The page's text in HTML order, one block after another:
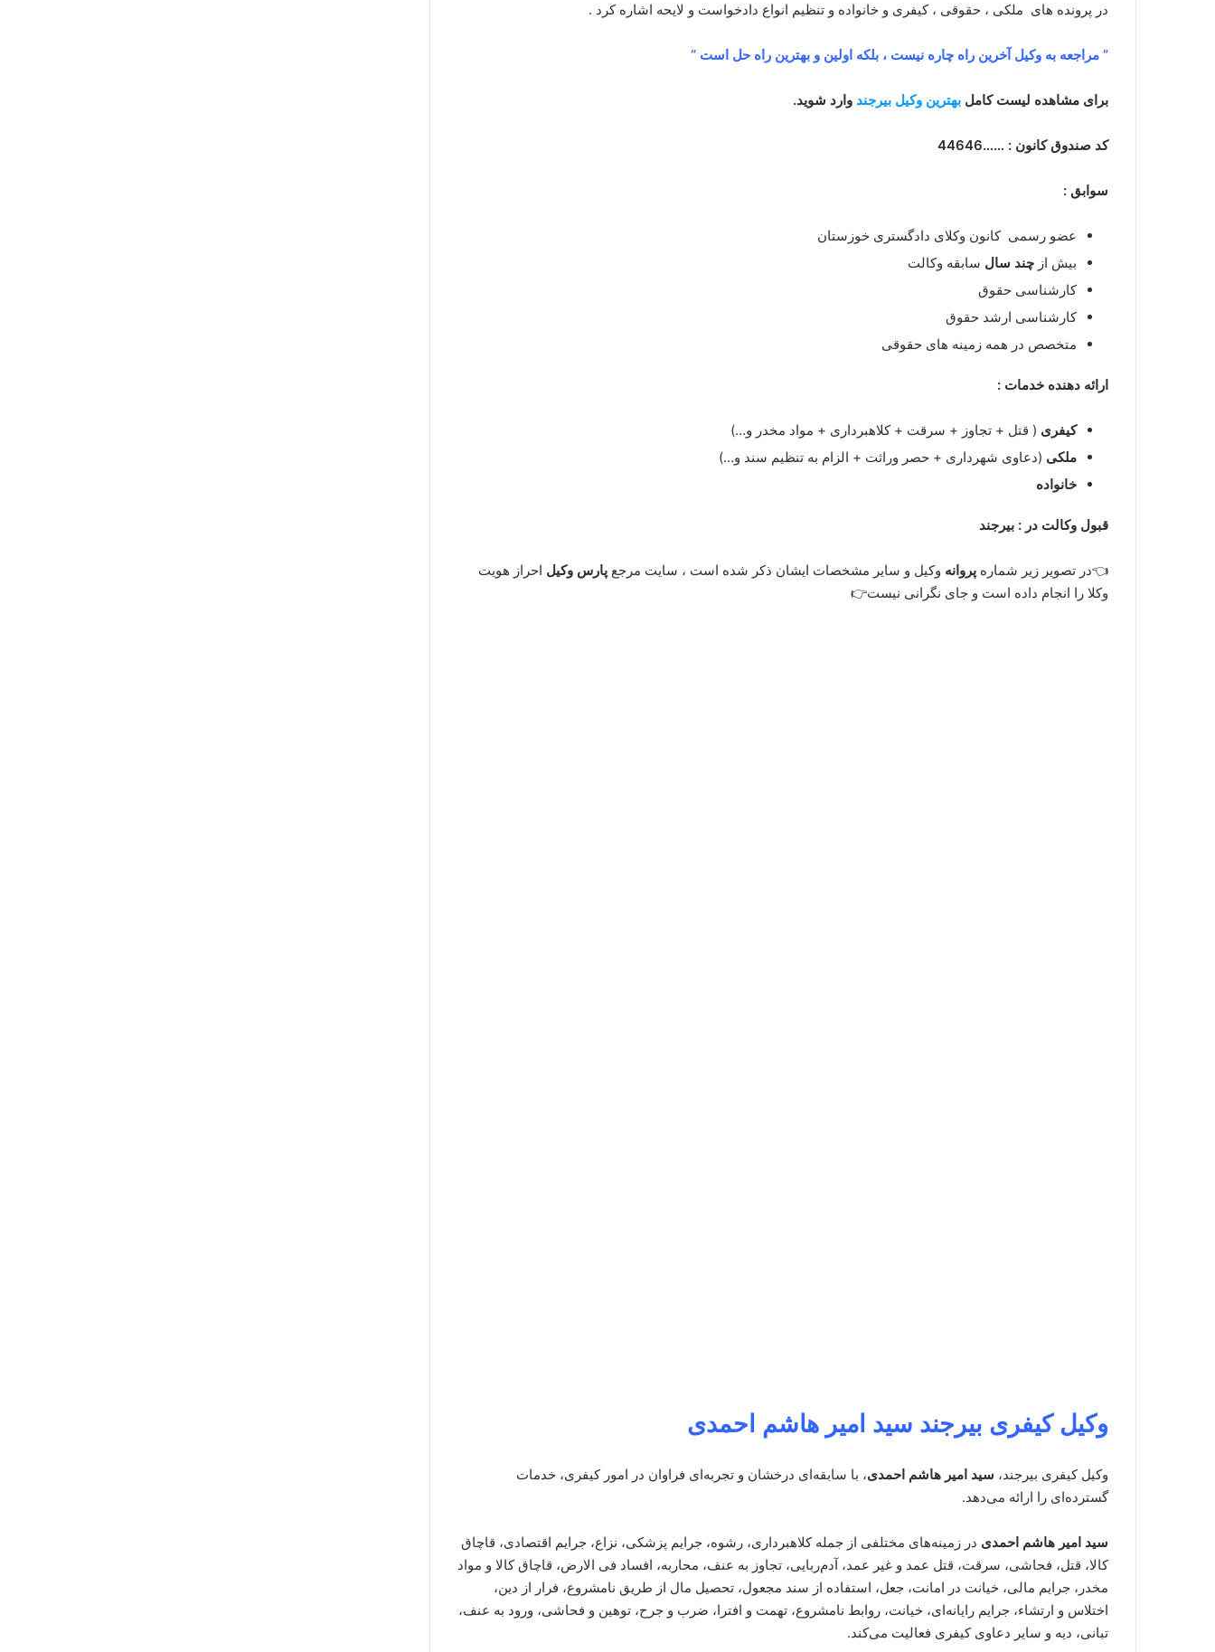
در پرونده های ملکی ، حقوقی ، کیفری و خانواده و تنظیم انواع دادخواست و لایحه اشاره کرد .
” مراجعه به وکیل آخرین راه چاره نیست ، بلکه اولین و بهترین راه حل است “
برای مشاهده لیست کامل بهترین وکیل بیرجند وارد شوید.
کد صندوق کانون : ……44646
سوابق :
عضو رسمی کانون وکلای دادگستری خوزستان
بیش از چند سال سابقه وکالت
کارشناسی حقوق
کارشناسی ارشد حقوق
متخصص در همه زمینه های حقوقی
ارائه دهنده خدمات :
کیفری ( قتل + تجاوز + سرقت + کلاهبرداری + مواد مخدر و…)
ملکی (دعاوی شهرداری + حصر وراثت + الزام به تنظیم سند و…)
خانواده
قبول وکالت در : بیرجند
👈در تصویر زیر شماره پروانه وکیل و سایر مشخصات ایشان ذکر شده است ، سایت مرجع پارس وکیل احراز هویت
وکلا را انجام داده است و جای نگرانی نیست👉
وکیل کیفری بیرجند سید امیر هاشم احمدی
وکیل کیفری بیرجند، سید امیر هاشم احمدی، با سابقه‌ای درخشان و تجربه‌ای فراوان در امور کیفری، خدمات
گسترده‌ای را ارائه می‌دهد.
سید امیر هاشم احمدی در زمینه‌های مختلفی از جمله کلاهبرداری، رشوه، جرایم پزشکی، نزاع، جرایم اقتصادی، قاچاق
کالا، قتل، فحاشی، سرقت، قتل عمد و غیر عمد، آدم‌ربایی، تجاوز به عنف، محاربه، افساد فی الارض، قاچاق کالا و مواد
مخدر، جرایم مالی، خیانت در امانت، جعل، استفاده از سند مجعول، تحصیل مال از طریق نامشروع، فرار از دین،
اختلاس و ارتشاء، جرایم رایانه‌ای، خیانت، روابط نامشروع، تهمت و افترا، ضرب و جرح، توهین و فحاشی، ورود به عنف،
تبانی، دیه و سایر دعاوی کیفری فعالیت می‌کند.